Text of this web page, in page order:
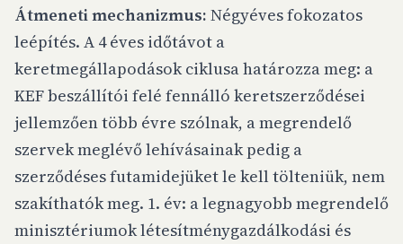
Átmeneti mechanizmus: Négyéves fokozatos
leépítés. A 4 éves időtávot a
keretmegállapodások ciklusa határozza meg: a
KEF beszállítói felé fennálló keretszerződései
jellemzően több évre szólnak, a megrendelő
szervek meglévő lehívásainak pedig a
szerződéses futamidejüket le kell tölteniük, nem
szakíthatók meg. 1. év: a legnagyobb megrendelő
minisztériumok létesítménygazdálkodási és